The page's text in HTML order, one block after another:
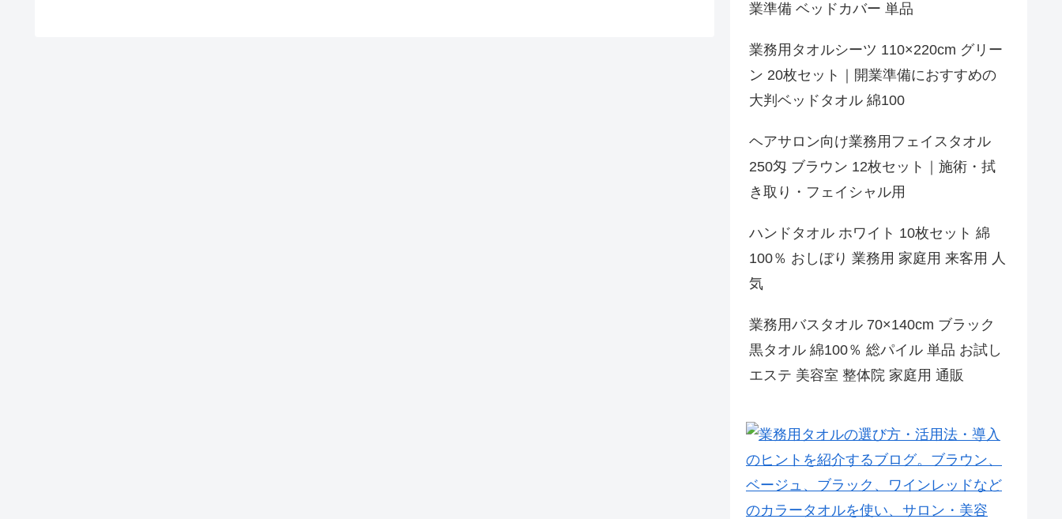
業準備 ベッドカバー 単品
業務用タオルシーツ 110×220cm グリー
ン 20枚セット｜開業準備におすすめの
大判ベッドタオル 綿100
ヘアサロン向け業務用フェイスタオル
250匁 ブラウン 12枚セット｜施術・拭
き取り・フェイシャル用
ハンドタオル ホワイト 10枚セット 綿
100％ おしぼり 業務用 家庭用 来客用 人
気
業務用バスタオル 70×140cm ブラック
黒タオル 綿100％ 総パイル 単品 お試し
エステ 美容室 整体院 家庭用 通販